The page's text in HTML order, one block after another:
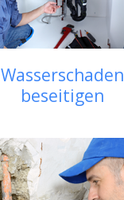
Wasserschaden
beseitigen